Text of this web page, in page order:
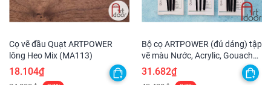
Cọ vẽ đầu Quạt ARTPOWER
lông Heo Mix (MA113)
18.104₫
Bộ cọ ARTPOWER (đủ dáng) tập
vẽ màu Nước, Acrylic, Gouache
tô tượng, đất sét, số hóa
31.682₫